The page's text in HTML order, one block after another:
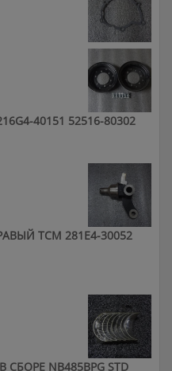
40151 52516-80302
ТСМ 281E4-30052
NB485BPG STD